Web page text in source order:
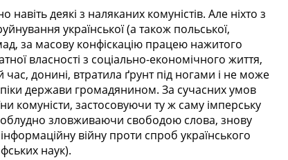
деякі з наляканих комуністів. Але ніхто з
української (а також польської,
за масову конфіскацію працею нажитого
власності з соціально-економічного життя,
донині, втратила ґрунт під ногами і не може
держави громадянином. За сучасних умов
комуністи, застосовуючи ту ж саму імперську
облудно зловживаючи свободою слова, знову
війну проти спроб українського
наук).